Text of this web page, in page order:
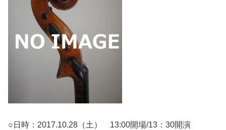
○日時：2017.10.28（土） 13:00開場/13：30開演